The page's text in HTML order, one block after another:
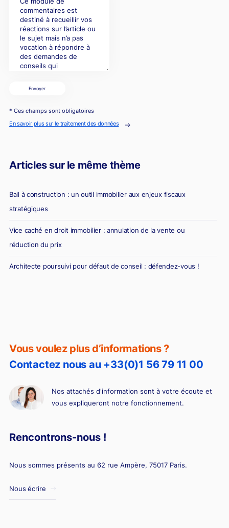
Vous voulez plus d’informations ?
Contactez nous au +33(0)1 56 79 11 00
Nos attachés d'information sont à votre écoute et
vous expliqueront notre fonctionnement.
Rencontrons-nous !
Nous sommes présents au 62 rue Ampère, 75017 Paris.
Nous écrire
Envoyer
* Ces champs sont obligatoires
En savoir plus sur le traitement des données
Articles sur le même thème
Bail à construction : un outil immobilier aux enjeux fiscaux
stratégiques
Vice caché en droit immobilier : annulation de la vente ou
réduction du prix
Architecte poursuivi pour défaut de conseil : défendez-vous !